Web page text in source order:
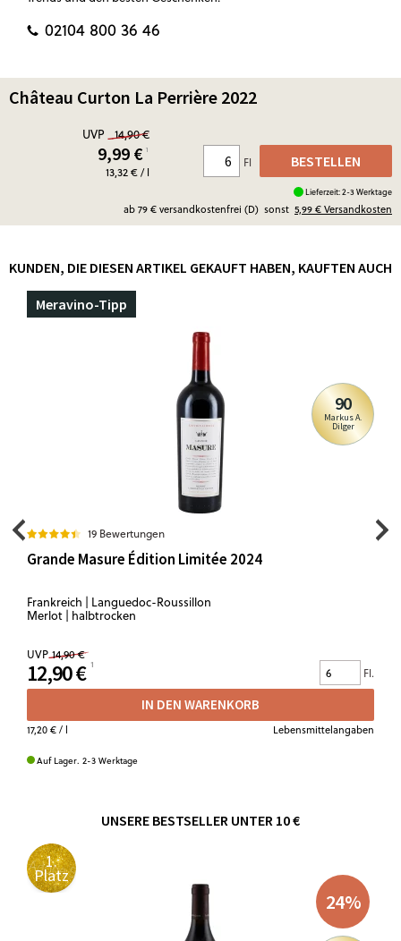
02104 800 36 46
Château Curton La Perrière 2022
UVP 14,90 €
9,99 €¹
13,32 € / l
ab 79 € versandkostenfrei (D) sonst 5,99 €Versandkosten
Fl BESTELLEN
Lieferzeit: 2-3 Werktage
KUNDEN, DIE DIESEN ARTIKEL GEKAUFT HABEN, KAUFTEN AUCH
Meravino-Tipp
90
Markus A.
Dilger
19 Bewertungen
Grande Masure Édition Limitée 2024
Frankreich | Languedoc-Roussillon
Merlot | halbtrocken
UVP 14,90 €
12,90 € Fl.
IN DEN WARENKORB
17,20 €/ l Lebensmittelangaben
Auf Lager. 2-3 Werktage
UNSERE BESTSELLER UNTER 10 €
1.
Platz
24%